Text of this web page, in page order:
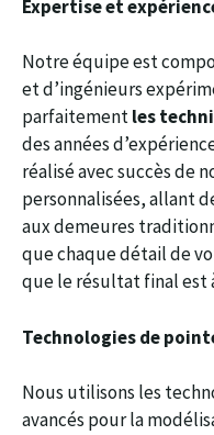
Expertise et
Notre équipe est
et d’ingénieurs
parfaitementles
des années
réalisé avec succès de
personnalisées, allant
aux demeures
que chaque détail de
que le résultat final est
Technologies de
Nous utilisons les
avancés pour la